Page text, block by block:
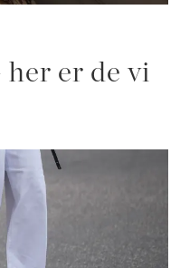
er de vi